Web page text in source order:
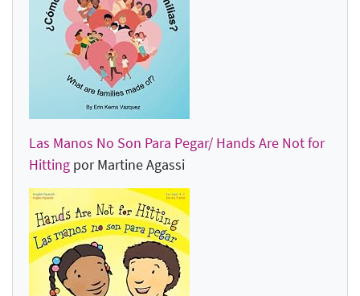
Las Manos No Son Para Pegar/ Hands Are Not for
Hitting por Martine Agassi